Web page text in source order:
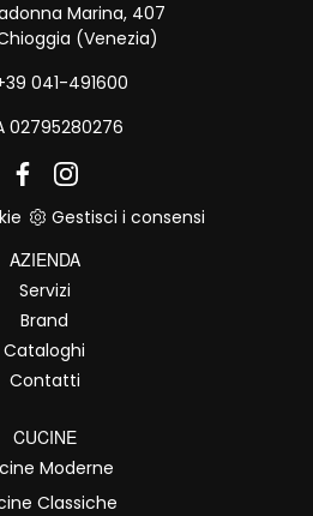
Marina, 407
(Venezia)
041-491600
02795280276
Gestisci i consensi
AZIENDA
Servizi
Brand
Cataloghi
Contatti
CUCINE
Moderne
Classiche